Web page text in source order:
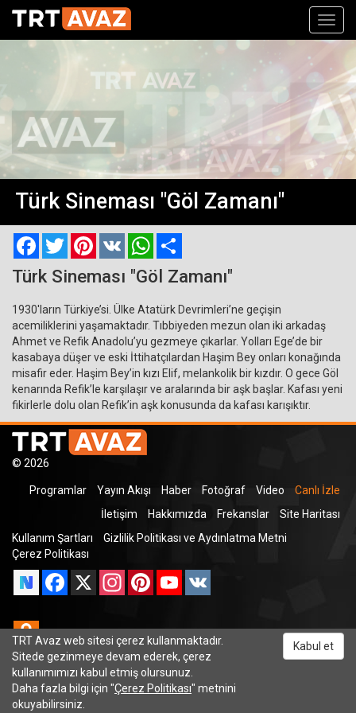
Türk Sineması "Göl Zamanı"
FacebookTwitterPinterest
VK WhatsApp
Türk Sineması "Göl Zamanı"
1930′ların Türkiye’si. Ülke Atatürk Devrimleri’ne geçişin
acemiliklerini yaşamaktadır. Tıbbiyeden mezun olan iki arkadaş
Ahmet ve Refik Anadolu’yu gezmeye çıkarlar. Yolları Ege’de bir
kasabaya düşer ve eski İttihatçılardan Haşim Bey onları konağında
misafir eder. Haşim Bey’in kızı Elif, melankolik bir kızdır. O gece Göl
kenarında Refik’le karşılaşır ve aralarında bir aşk başlar. Kafası yeni
fikirlerle dolu olan Refik’in aşk konusunda da kafası karışıktır.
© 2026
Programlar Yayın Akışı Haber Fotoğraf Video
Canlı İzle
İletişim
Hakkımızda Frekanslar
Site Haritası
Kullanım Şartları
Gizlilik Politikası ve Aydınlatma Metni
Çerez Politikası
Facebook
X InstagramPinterestYouTube
Odnoklassniki
TRT Avaz web sitesi çerez kullanmaktadır.
Sitede gezinmeye devam ederek, çerez
kullanımımızı kabul etmiş olursunuz.
Daha fazla bilgi için "Çerez Politikası" metnini
okuyabilirsiniz.
Kabul et